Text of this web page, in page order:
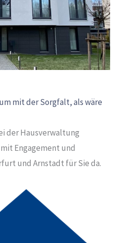
mit der Sorgfalt, als wäre
der Hausverwaltung
Engagement und
und Arnstadt für Sie da.